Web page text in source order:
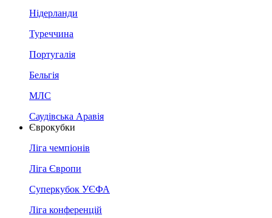
Нідерланди
Туреччина
Португалія
Бельгія
МЛС
Саудівська Аравія
Єврокубки
Ліга чемпіонів
Ліга Європи
Суперкубок УЄФА
Ліга конференцій